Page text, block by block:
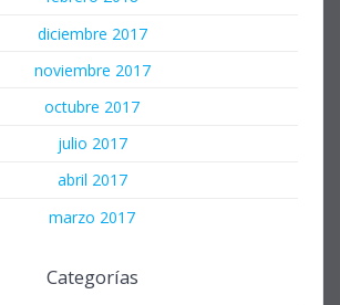
diciembre 2017
noviembre 2017
octubre 2017
julio 2017
abril 2017
marzo 2017
Categorías